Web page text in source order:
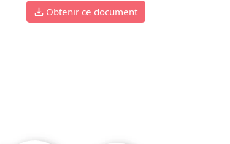
Obtenir ce document